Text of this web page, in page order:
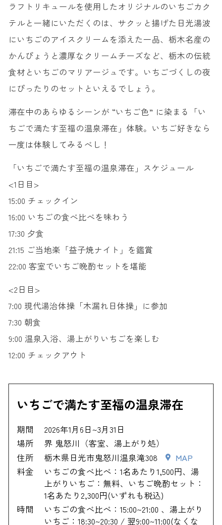
ラフトリキュールを使用したオリジナルのいちごカク
テルと一緒にいただくのは、サクッと揚げた日光湯波
にいちごのアイスクリームを添えた一品、栃木名産の
かんぴょうと濃厚なクリームチーズなど、栃木の伝統
食材といちごのマリアージュです。いちごづくしの夜
にぴったりのセットといえるでしょう。
滞在中のあらゆるシーンが “いちご色” に染まる「い
ちごで満たす至福の温泉滞在」体験。いちご好きなら
一度は体験してみるべし！
「いちごで満たす至福の温泉滞在」スケジュール
<1日目>
15:00 チェックイン
16:00 いちごの食べ比べを味わう
17:30 夕食
21:15 ご当地楽「益子焼ナイト」を鑑賞
22:00 客室でいちご晩酌セットを堪能
<2日目>
7:00 現代湯治体操「木漏れ日体操」に参加
7:30 朝食
9:00 温泉入浴、湯上がりいちごを楽しむ
12:00 チェックアウト
いちごで満たす至福の温泉滞在
期間
2026年1月6日~3月31日
場所
界 鬼怒川（客室、湯上がり処）
住所
栃木県日光市鬼怒川温泉滝308
MAP
料金
いちごの食べ比べ：1名あたり1,500円、湯
上がりいちご：無料、いちご晩酌セット：
1名あたり2,300円(いずれも税込)
時間
いちごの食べ比べ：15:00~21:00 、湯上がり
いちご：18:30~20:30 / 翌9:00~11:00(なくな